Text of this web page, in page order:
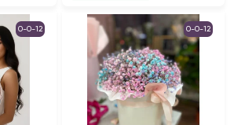
0-0-12 0-0-12